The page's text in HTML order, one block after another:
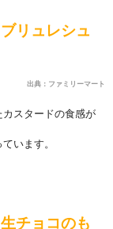
ブリュレシュ
出典：ファミリーマート
スタ ー ドの食感が
います。
生チョコのも